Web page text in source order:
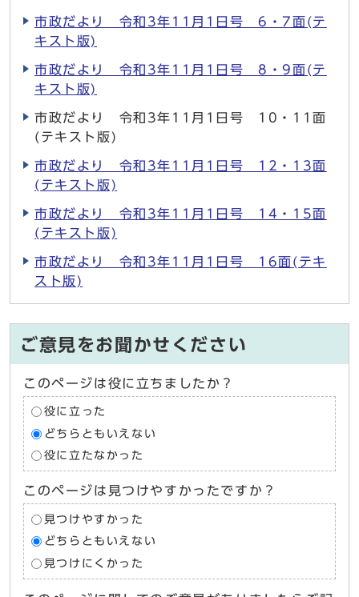
市政だより 令和3年11月1日号 6・7面(テ
キスト版)
市政だより 令和3年11月1日号 8・9面(テ
キスト版)
市政だより 令和3年11月1日号 10・11面
(テキスト版)
市政だより 令和3年11月1日号 12・13面
(テキスト版)
市政だより 令和3年11月1日号 14・15面
(テキスト版)
市政だより 令和3年11月1日号 16面(テキ
スト版)
ご意見をお聞かせください
このページは役に立ちましたか？
役に立った
どちらともいえない
役に立たなかった
このページは見つけやすかったですか？
見つけやすかった
どちらともいえない
見つけにくかった